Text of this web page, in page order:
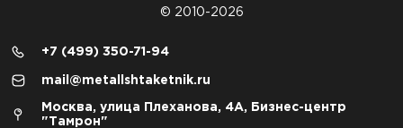
© 2010-2026
+7 (499) 350-71-94
mail@metallshtaketnik.ru
Москва, улица Плеханова, 4А, Бизнес-центр
"Тамрон"